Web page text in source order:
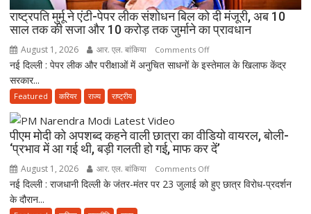
स्वास्थ्य
विभाग
ने
तैयार
की
राष्ट्रपति मुर्मू ने एंटी-पेपर लीक संशोधन बिल को दी मंजूरी, अब 10
साल तक की सजा और 10 करोड़ तक जुर्माने का प्रावधान
August 1, 2026 आर. एल. बांकिया Comments Offon
राष्ट्रपति
लीक
संशोधन
बिल
को
नई दिल्ली : पेपर लीक और परीक्षाओं में अनुचित साधनों के इस्तेमाल के खिलाफ केंद्र
सरकार...
Featured करियर राज्य राष्ट्रीय
पीएम मोदी को अपशब्द कहने वाली छात्रा का वीडियो वायरल, बोली-
‘प्रभाव में आ गई थी, बड़ी गलती हो गई, माफ कर दें’
August 1, 2026 आर. एल. बांकिया Comments Offon
पीएम
नई दिल्ली : राजधानी दिल्ली के जंतर-मंतर पर 23 जुलाई को हुए छात्र विरोध-प्रदर्शन
के दौरान...